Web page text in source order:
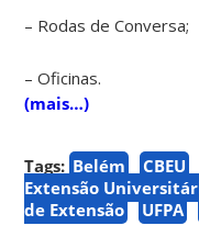
– Rodas de Conversa;
– Oficinas.
(mais…)
Tags: Belém CBEU
Extensão
de Extensão
UFPA